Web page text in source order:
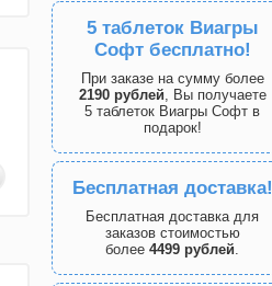
5 таблеток Виагры
Софт бесплатно!
При заказе на сумму более
2190 рублей, Вы получаете
5 таблеток Виагры Софт в
подарок!
Бесплатная доставка!
Бесплатная доставка для
заказов стоимостью
более 4499 рублей.